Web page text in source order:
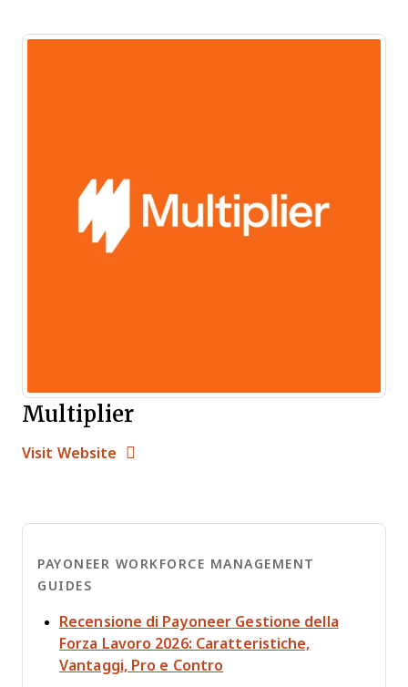
Multiplier
Visit Website Opens New Window
PAYONEER WORKFORCE MANAGEMENT
GUIDES
Recensione di Payoneer Gestione della
Forza Lavoro 2026: Caratteristiche,
Vantaggi, Pro e Contro